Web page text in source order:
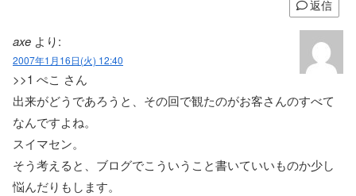
返信
axe より:
2007年1月16日(火) 12:40
>>1 ぺこ さん
出来がどうであろうと、その回で観たのがお客さんのすべて
なんですよね。
スイマセン。
そう考えると、ブログでこういうこと書いていいものか少し
悩んだりもします。